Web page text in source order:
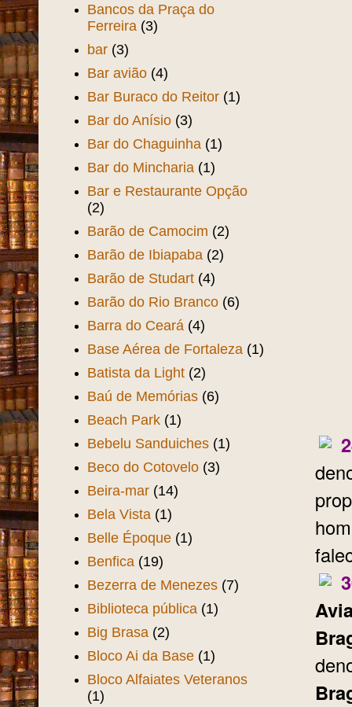
Bancos da Praça do
Ferreira (3)
bar (3)
Bar avião (4)
Bar Buraco do Reitor (1)
Bar do Anísio (3)
Bar do Chaguinha (1)
Bar do Mincharia (1)
Bar e Restaurante Opção
(2)
Barão de Camocim (2)
Barão de Ibiapaba (2)
Barão de Studart (4)
Barão do Rio Branco (6)
Barra do Ceará (4)
Base Aérea de Fortaleza (1)
Batista da Light (2)
Baú de Memórias (6)
Beach Park (1)
Bebelu Sanduiches (1)
Beco do Cotovelo (3)
Beira-mar (14)
Bela Vista (1)
Belle Époque (1)
Benfica (19)
Bezerra de Menezes (7)
Biblioteca pública (1)
Big Brasa (2)
Bloco Ai da Base (1)
Bloco Alfaiates Veteranos
(1)